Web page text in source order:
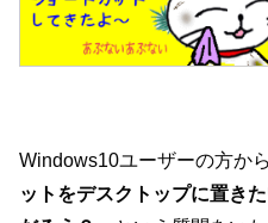
Windows10ユーザーの方か
ットをデスクトップに置き